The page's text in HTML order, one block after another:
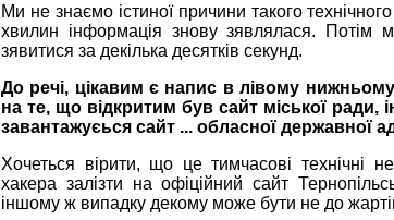
Ми не знаємо істиної причини такого
хвилин інформація знову зявлялася. Потім
зявитися за декілька десятків секунд.
До речі, цікавим є напис в лівому
на те, що відкритим був сайт міської ради,
завантажуєься сайт ... обласної державної
Хочеться вірити, що це тимчасові технічні
хакера залізти на офіційний сайт
іншому ж випадку декому може бути не до